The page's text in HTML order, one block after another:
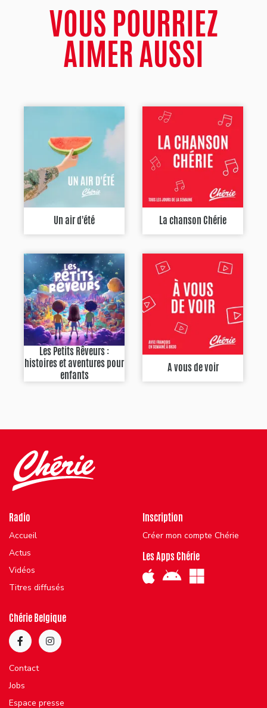
VOUS POURRIEZ
AIMER AUSSI
Un air d'été La chanson Chérie
Les Petits Rêveurs :
histoires et aventures pour
enfants
A vous de voir
Radio
Accueil
Actus
Vidéos
Titres diffusés
Inscription
Créer mon compte Chérie
Les Apps Chérie
Chérie Belgique
Contact
Jobs
Espace presse